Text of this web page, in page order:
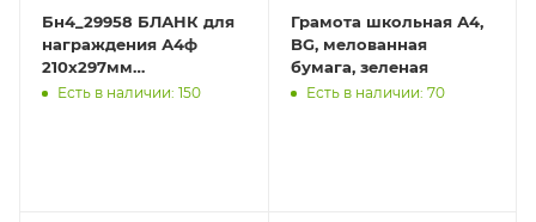
Бн4_29958 БЛАНК для
награждения А4ф
210х297мм
Ученический
Есть в наличии: 150
Грамота школьная А4,
BG, мелованная
бумага, зеленая
Есть в наличии: 70